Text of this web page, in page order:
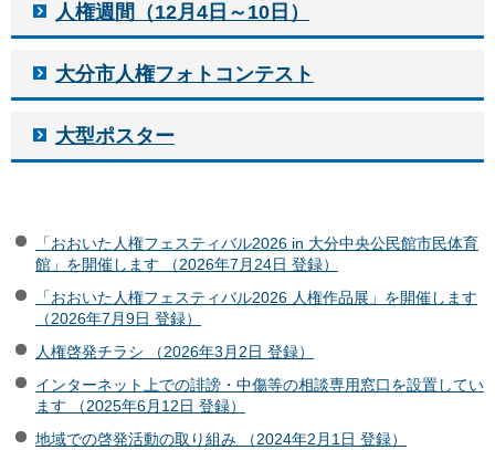
人権週間（12月4日～10日）
大分市人権フォトコンテスト
大型ポスター
「おおいた人権フェスティバル2026 in 大分中央公民館市民体育
館」を開催します （2026年7月24日 登録）
「おおいた人権フェスティバル2026 人権作品展」を開催します
（2026年7月9日 登録）
人権啓発チラシ （2026年3月2日 登録）
インターネット上での誹謗・中傷等の相談専用窓口を設置してい
ます （2025年6月12日 登録）
地域での啓発活動の取り組み （2024年2月1日 登録）